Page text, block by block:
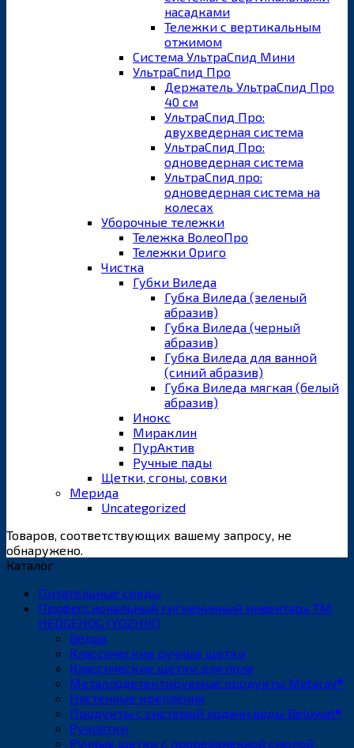
насадками
Тележки с вертикальным
отжимом
Система УльтраСпид Мини
УльтраСпид Про
Держатель УльтраСпид Про
40 см
УльтраСпид Про:
двухведерная система
УльтраСпид Про:
одноведерная система
УльтраСпид про:
одноведерная система на
колесах
Уборочные тележки
Тележка ВолеоПро
Тележки Ориго
Чистка
Губки Виледа
Губка Виледа (зеленый
абразив)
Губка Виледа (черный
абразив)
Губка Виледа для ванной
(синий абразив)
Губка Виледа мягкая (белый
абразив)
Инокс
Мираклин
ПурАктив
Ручные пады
Щетки, сгоны, совки
Мерида
Uncategorized
Товаров, соответствующих вашему запросу, не
обнаружено.
Каталог
Питательные среды
Профессиональный гигиеничный инвентарь ТМ
HEDGEHOG (YOZHIK)
Ведра
Классические ручные щетки
Классические щетки для пола
Металлодетектируемые продукты Metaray®
Настенные крепления
Продукты с системой подачи воды Belowat®
Рукоятки
Ручные щетки с прорезиненной смолой